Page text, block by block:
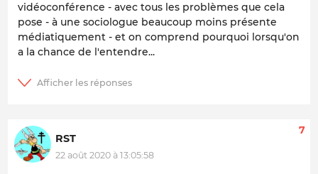
vidéoconférence - avec tous les problèmes que cela
pose - à une sociologue beaucoup moins présente
médiatiquement - et on comprend pourquoi lorsqu'on
a la chance de l'entendre...
RST
22 août 2020 à 13:05:58
7